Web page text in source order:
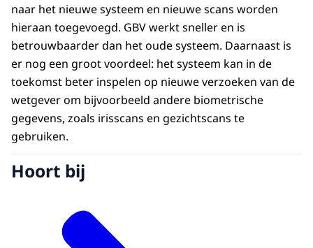
naar het nieuwe systeem en nieuwe scans worden
hieraan toegevoegd. GBV werkt sneller en is
betrouwbaarder dan het oude systeem. Daarnaast is
er nog een groot voordeel: het systeem kan in de
toekomst beter inspelen op nieuwe verzoeken van de
wetgever om bijvoorbeeld andere biometrische
gegevens, zoals irisscans en gezichtscans te
gebruiken.
Hoort bij